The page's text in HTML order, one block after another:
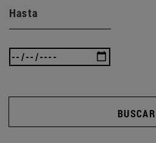
Hasta
BUSCAR